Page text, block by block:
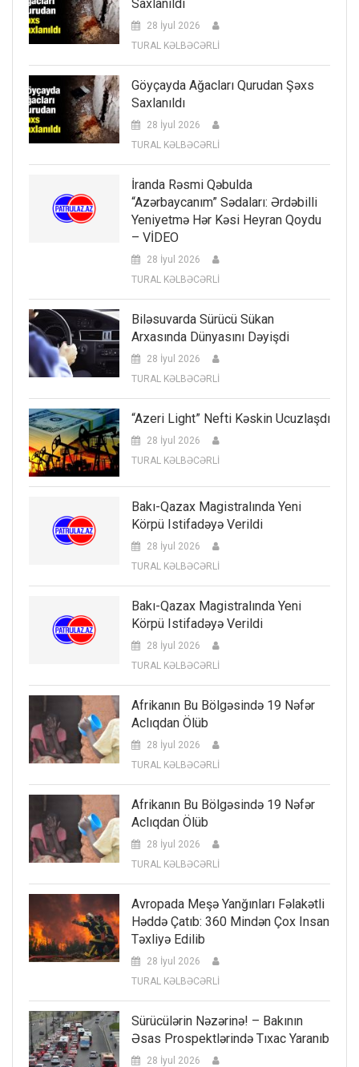
Saxlanıldı
28 İyul 2026
TURAL KƏLBƏCƏRLİ
Göyçayda Ağacları Qurudan Şəxs
Saxlanıldı
28 İyul 2026
TURAL KƏLBƏCƏRLİ
İranda Rəsmi Qəbulda
“Azərbaycanım” Sədaları: Ərdəbilli
Yeniyetmə Hər Kəsi Heyran Qoydu
– VİDEO
28 İyul 2026
TURAL KƏLBƏCƏRLİ
Biləsuvarda Sürücü Sükan
Arxasında Dünyasını Dəyişdi
28 İyul 2026
TURAL KƏLBƏCƏRLİ
“Azeri Light” Nefti Kəskin Ucuzlaşdı
28 İyul 2026
TURAL KƏLBƏCƏRLİ
Bakı-Qazax Magistralında Yeni
Körpü Istifadəyə Verildi
28 İyul 2026
TURAL KƏLBƏCƏRLİ
Bakı-Qazax Magistralında Yeni
Körpü Istifadəyə Verildi
28 İyul 2026
TURAL KƏLBƏCƏRLİ
Afrikanın Bu Bölgəsində 19 Nəfər
Aclıqdan Ölüb
28 İyul 2026
TURAL KƏLBƏCƏRLİ
Afrikanın Bu Bölgəsində 19 Nəfər
Aclıqdan Ölüb
28 İyul 2026
TURAL KƏLBƏCƏRLİ
Avropada Meşə Yanğınları Fəlakətli
Həddə Çatıb: 360 Mindən Çox Insan
Təxliyə Edilib
28 İyul 2026
TURAL KƏLBƏCƏRLİ
Sürücülərin Nəzərinə! – Bakının
Əsas Prospektlərində Tıxac Yaranıb
28 İyul 2026